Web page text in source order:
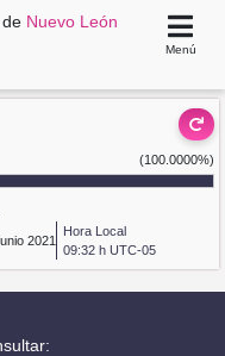
Nuevo León
Menú
(100.0000%)
2021
Hora Local
09:32 h UTC-05